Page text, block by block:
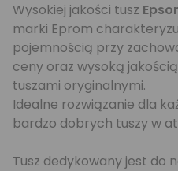
Wysokiej jakości tusz
marki Eprom
pojemnością przy
ceny oraz wysoką
tuszami oryginalnymi.
Idealne rozwiązanie dla
bardzo dobrych tuszy w
Tusz dedykowany jest do